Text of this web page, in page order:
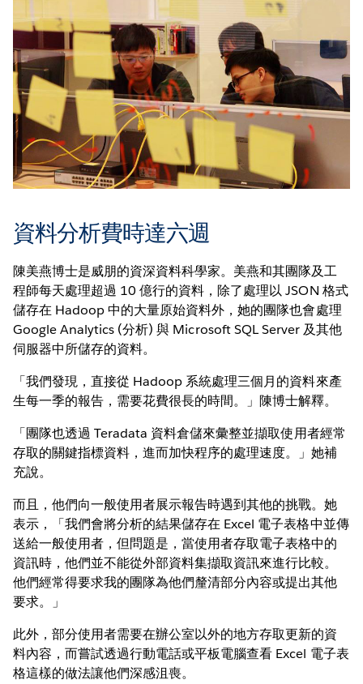
資料分析費時達六週
陳美燕博士是威朋的資深資料科學家。美燕和其團隊及工
程師每天處理超過 10 億行的資料，除了處理以 JSON 格式
儲存在 Hadoop 中的大量原始資料外，她的團隊也會處理
Google Analytics (分析) 與 Microsoft SQL Server 及其他
伺服器中所儲存的資料。
「我們發現，直接從 Hadoop 系統處理三個月的資料來產
生每一季的報告，需要花費很長的時間。」陳博士解釋。
「團隊也透過 Teradata 資料倉儲來彙整並擷取使用者經常
存取的關鍵指標資料，進而加快程序的處理速度。」她補
充說。
而且，他們向一般使用者展示報告時遇到其他的挑戰。她
表示，「我們會將分析的結果儲存在 Excel 電子表格中並傳
送給一般使用者，但問題是，當使用者存取電子表格中的
資訊時，他們並不能從外部資料集擷取資訊來進行比較。
他們經常得要求我的團隊為他們釐清部分內容或提出其他
要求。」
此外，部分使用者需要在辦公室以外的地方存取更新的資
料內容，而嘗試透過行動電話或平板電腦查看 Excel 電子表
格這樣的做法讓他們深感沮喪。